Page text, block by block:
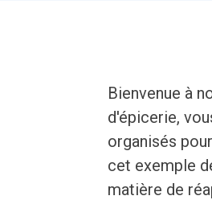
Bienvenue à
d'épicerie,
organisés
cet exemple
matière de